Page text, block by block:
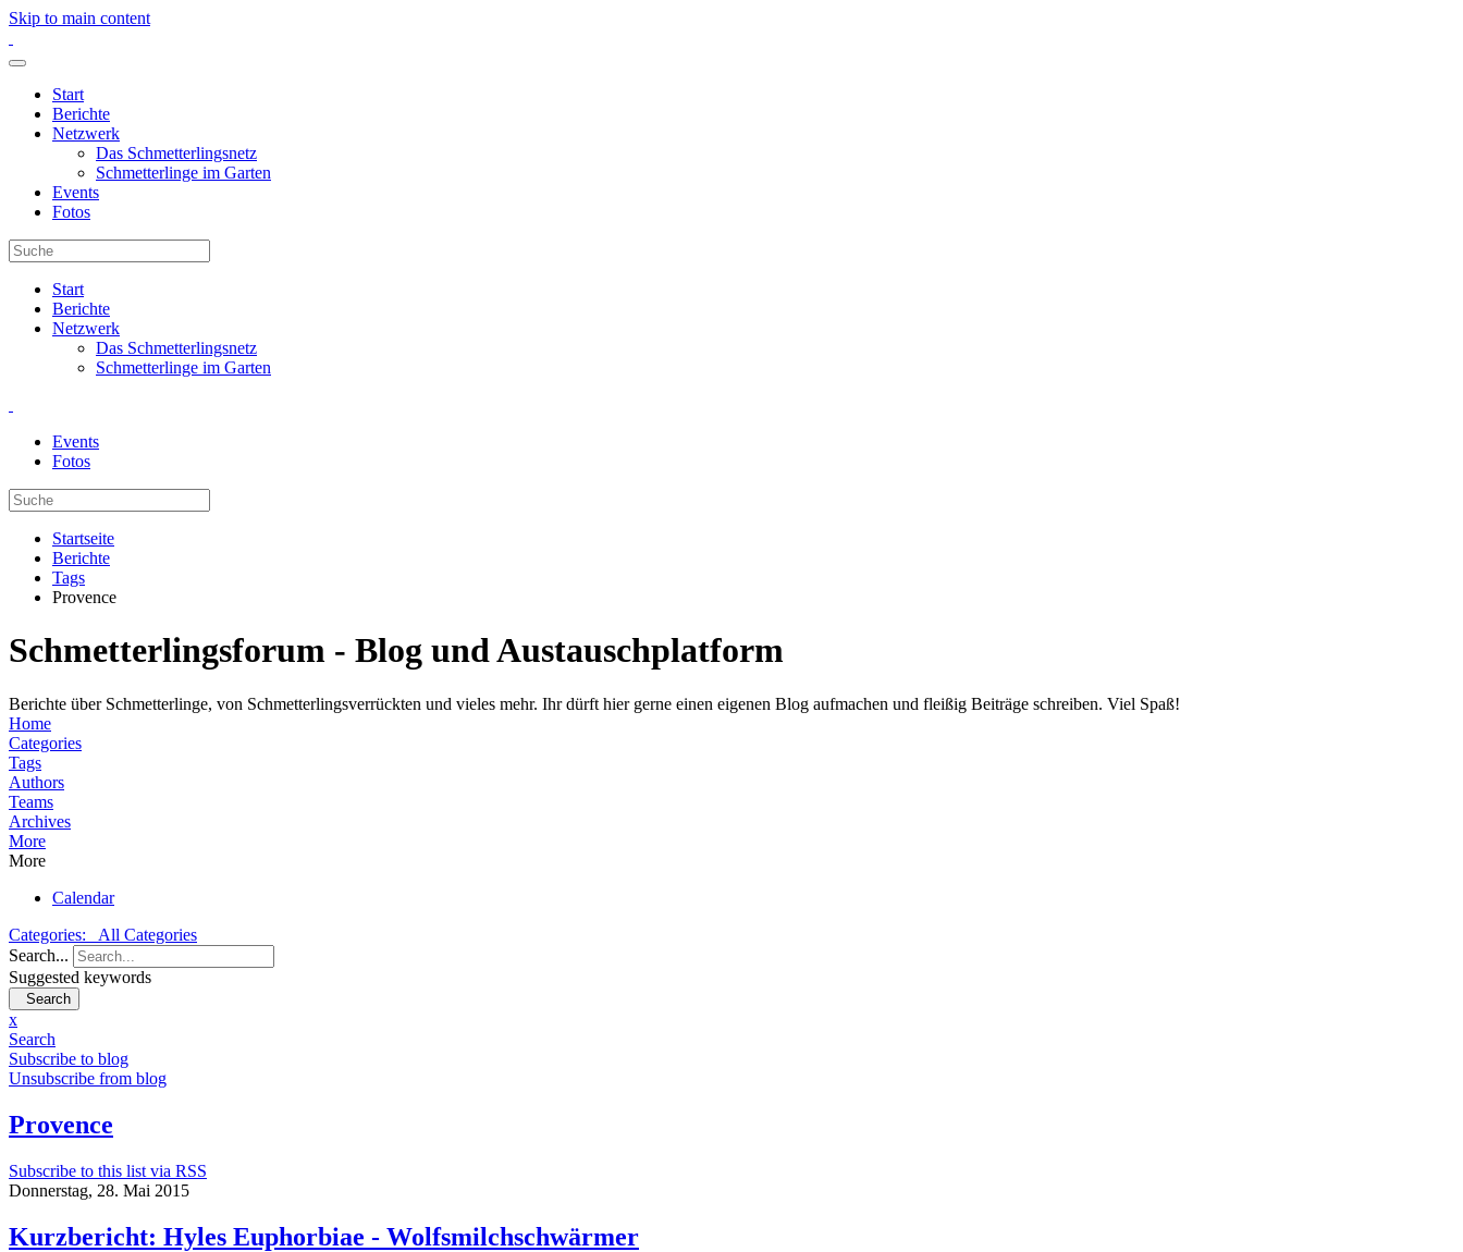
Skip to main content
Start
Berichte
Netzwerk
Das Schmetterlingsnetz
Schmetterlinge im Garten
Events
Fotos
Start
Berichte
Netzwerk
Das Schmetterlingsnetz
Schmetterlinge im Garten
Events
Fotos
Startseite
Berichte
Tags
Provence
Schmetterlingsforum - Blog und Austauschplatform
Berichte über Schmetterlinge, von Schmetterlingsverrückten und vieles mehr. Ihr dürft hier gerne einen eigenen Blog aufmachen und fleißig Beiträge schreiben. Viel Spaß!
Home
Categories
Tags
Authors
Teams
Archives
More
More
Calendar
Categories:
All Categories
Search...
Suggested keywords
Search
x
Search
Subscribe to blog
Unsubscribe from blog
Provence
Subscribe to this list via RSS
Donnerstag, 28. Mai 2015
Kurzbericht: Hyles Euphorbiae - Wolfsmilchschwärmer